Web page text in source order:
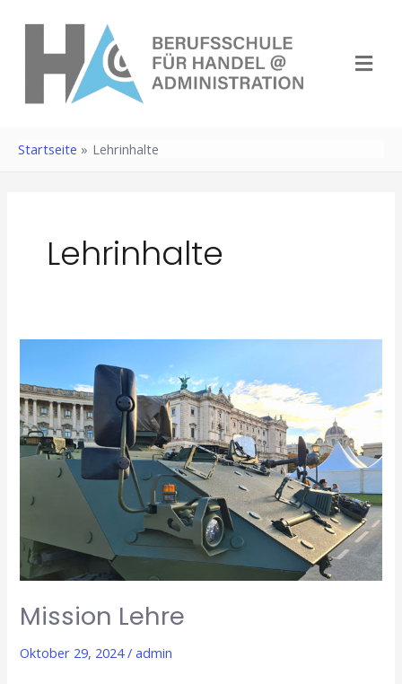
springen
Menü
Startseite Lehrinhalte
Lehrinhalte
Mission Lehre
Oktober 29, 2024/admin